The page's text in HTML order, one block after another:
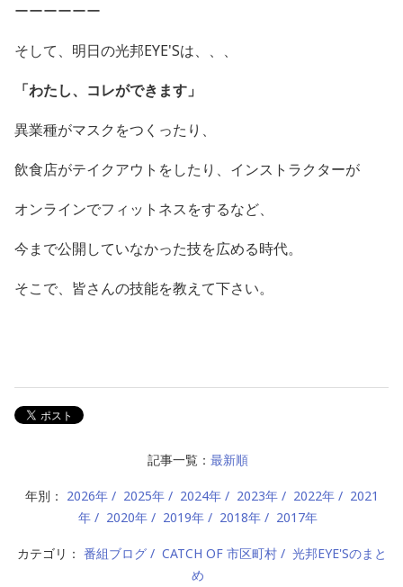
ーーーーーー
そして、明日の光邦EYE'Sは、、、
「わたし、コレができます」
異業種がマスクをつくったり、
飲食店がテイクアウトをしたり、インストラクターが
オンラインでフィットネスをするなど、
今まで公開していなかった技を広める時代。
そこで、皆さんの技能を教えて下さい。
記事一覧： 最新順
年別： 2026年 2025年 2024年 2023年 2022年
2021
年
2020年 2019年 2018年 2017年
カテゴリ： 番組ブログ CATCH OF 市区町村
光邦EYE'Sのまと
め